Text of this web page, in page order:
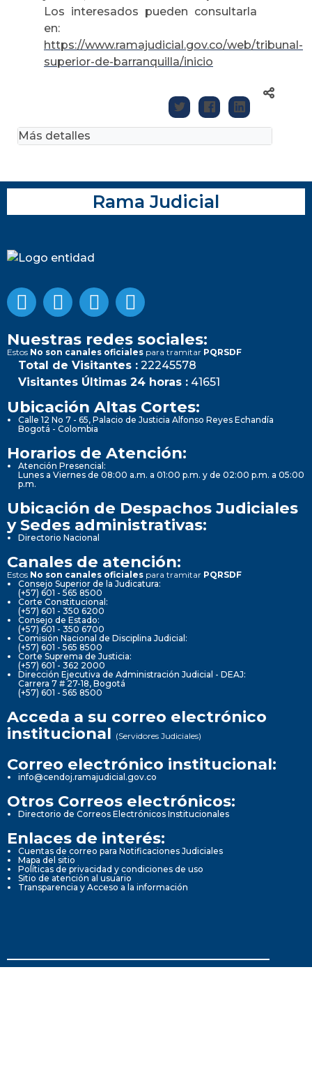
Los interesados pueden consultarla
en:
https://www.ramajudicial.gov.co/web/tribunal-
superior-de-barranquilla/inicio
Más detalles
Rama Judicial
Nuestras redes sociales:
Estos No son canales oficiales para tramitar PQRSDF
Total de Visitantes : 22245578
Visitantes Últimas 24 horas : 41651
Ubicación Altas Cortes:
Calle 12 No 7 - 65, Palacio de Justicia Alfonso Reyes Echandía
Bogotá - Colombia
Horarios de Atención:
Atención Presencial:
Lunes a Viernes de 08:00 a.m. a 01:00 p.m. y de 02:00 p.m. a 05:00
p.m.
Ubicación de Despachos Judiciales
y Sedes administrativas:
Directorio Nacional
Canales de atención:
Estos No son canales oficiales para tramitar PQRSDF
Consejo Superior de la Judicatura:
(+57) 601 - 565 8500
Corte Constitucional:
(+57) 601 - 350 6200
Consejo de Estado:
(+57) 601 - 350 6700
Comisión Nacional de Disciplina Judicial:
(+57) 601 - 565 8500
Corte Suprema de Justicia:
(+57) 601 - 362 2000
Dirección Ejecutiva de Administración Judicial - DEAJ:
Carrera 7 # 27-18, Bogotá
(+57) 601 - 565 8500
Acceda a su correo electrónico
institucional (Servidores Judiciales)
Correo electrónico institucional:
info@cendoj.ramajudicial.gov.co
Otros Correos electrónicos:
Directorio de Correos Electrónicos Institucionales
Enlaces de interés:
Cuentas de correo para Notificaciones Judiciales
Mapa del sitio
Políticas de privacidad y condiciones de uso
Sitio de atención al usuario
Transparencia y Acceso a la información